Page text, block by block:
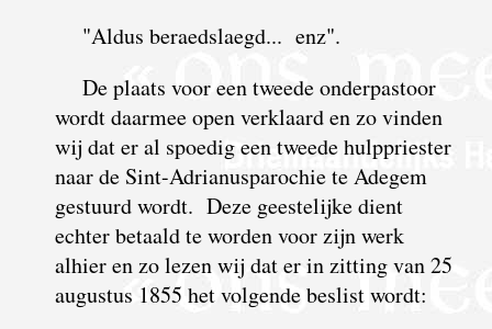
"Aldus beraedslaegd... enz".
De plaats voor een tweede onderpastoor
wordt daarmee open verklaard en zo vinden
wij dat er al spoedig een tweede hulppriester
naar de Sint-Adrianus­parochie te Adegem
gestuurd wordt. Deze geeste­lijke dient
echter betaald te worden voor zijn werk
alhier en zo lezen wij dat er in zitting van 25
augustus 1855 het volgende beslist wordt: